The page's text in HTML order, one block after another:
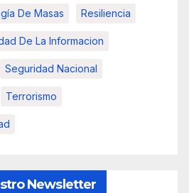
De Masas Resiliencia
De La Informacion
Seguridad Nacional
Terrorismo
Newsletter